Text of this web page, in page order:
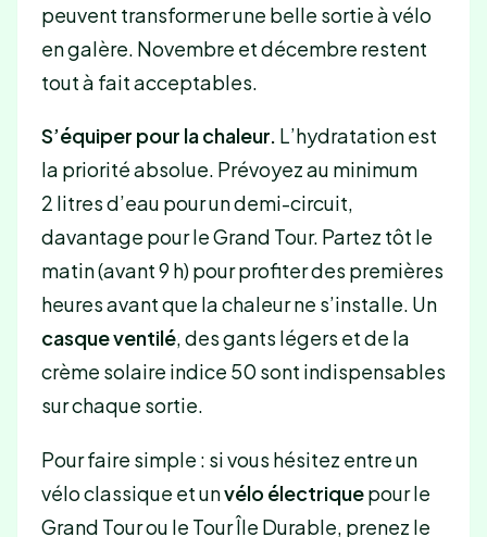
peuvent transformer une belle sortie à vélo
en galère. Novembre et décembre restent
tout à fait acceptables.
S’équiper pour la chaleur. L’hydratation est
la priorité absolue. Prévoyez au minimum
2 litres d’eau pour un demi-circuit,
davantage pour le Grand Tour. Partez tôt le
matin (avant 9 h) pour profiter des premières
heures avant que la chaleur ne s’installe. Un
casque ventilé, des gants légers et de la
crème solaire indice 50 sont indispensables
sur chaque sortie.
Pour faire simple : si vous hésitez entre un
vélo classique et unvélo électriquepour le
Grand Tour ou le Tour Île Durable, prenez le